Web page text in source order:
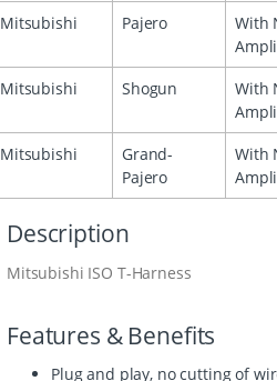
Mitsubishi
Pajero
With
Mitsubishi
Shogun
With
Mitsubishi
Grand-
Pajero
With
Description
Mitsubishi ISO T-Harness
Features & Benefits
Plug and play, no cutting of